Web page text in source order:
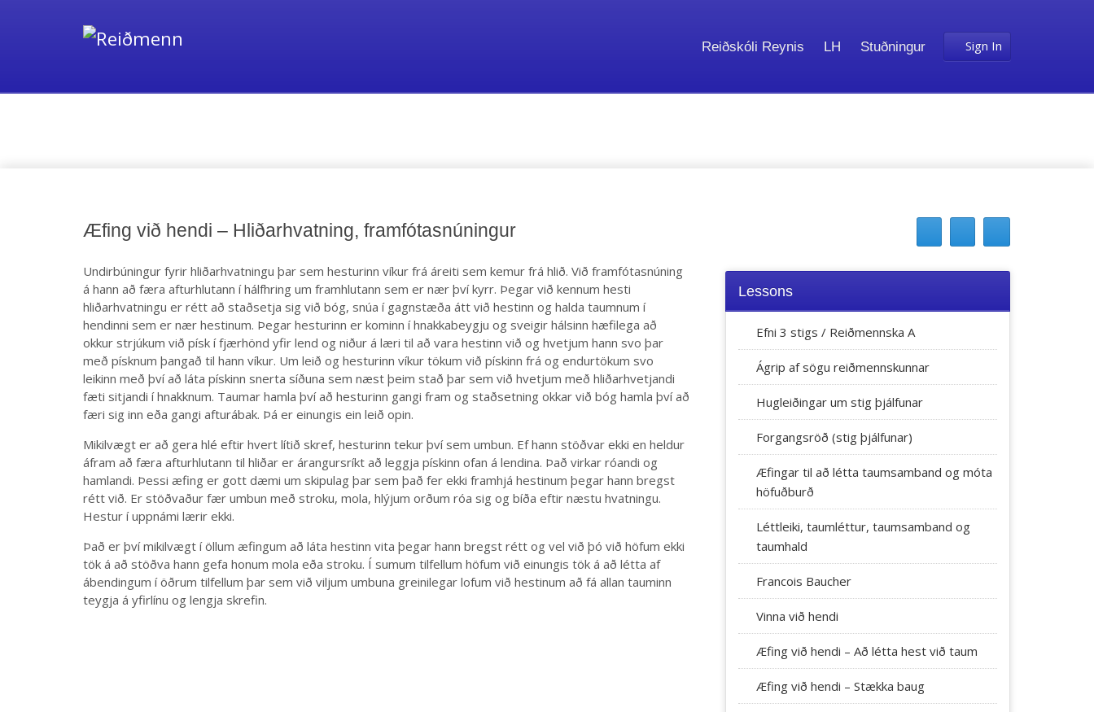
Sign In
Reiðskóli Reynis LH Stuðningur
Æfing við hendi – Hliðarhvatning, framfótasnúningur
Undirbúningur fyrir hliðarhvatningu þar sem hesturinn víkur frá áreiti sem kemur frá hlið. Við framfótasnúning
á hann að færa afturhlutann í hálfhring um framhlutann sem er nær því kyrr. Þegar við kennum hesti
hliðarhvatningu er rétt að staðsetja sig við bóg, snúa í gagnstæða átt við hestinn og halda taumnum í
hendinni sem er nær hestinum. Þegar hesturinn er kominn í hnakkabeygju og sveigir hálsinn hæfilega að
okkur strjúkum við písk í fjærhönd yfir lend og niður á læri til að vara hestinn við og hvetjum hann svo þar
með písknum þangað til hann víkur. Um leið og hesturinn víkur tökum við pískinn frá og endurtökum svo
leikinn með því að láta pískinn snerta síðuna sem næst þeim stað þar sem við hvetjum með hliðarhvetjandi
fæti sitjandi í hnakknum. Taumar hamla því að hesturinn gangi fram og staðsetning okkar við bóg hamla því að
færi sig inn eða gangi afturábak. Þá er einungis ein leið opin.
Mikilvægt er að gera hlé eftir hvert lítið skref, hesturinn tekur því sem umbun. Ef hann stöðvar ekki en heldur
áfram að færa afturhlutann til hliðar er árangursríkt að leggja pískinn ofan á lendina. Það virkar róandi og
hamlandi. Þessi æfing er gott dæmi um skipulag þar sem það fer ekki framhjá hestinum þegar hann bregst
rétt við. Er stöðvaður fær umbun með stroku, mola, hlýjum orðum róa sig og bíða eftir næstu hvatningu.
Hestur í uppnámi lærir ekki.
Það er því mikilvægt í öllum æfingum að láta hestinn vita þegar hann bregst rétt og vel við þó við höfum ekki
tök á að stöðva hann gefa honum mola eða stroku. Í sumum tilfellum höfum við einungis tök á að létta af
ábendingum í öðrum tilfellum þar sem við viljum umbuna greinilegar lofum við hestinum að fá allan tauminn
teygja á yfirlínu og lengja skrefin.
Lessons
Efni 3 stigs / Reiðmennska A
Ágrip af sögu reiðmennskunnar
Hugleiðingar um stig þjálfunar
Forgangsröð (stig þjálfunar)
Æfingar til að létta taumsamband og móta
höfuðburð
Léttleiki, taumléttur, taumsamband og
taumhald
Francois Baucher
Vinna við hendi
Æfing við hendi – Að létta hest við taum
Æfing við hendi – Stækka baug